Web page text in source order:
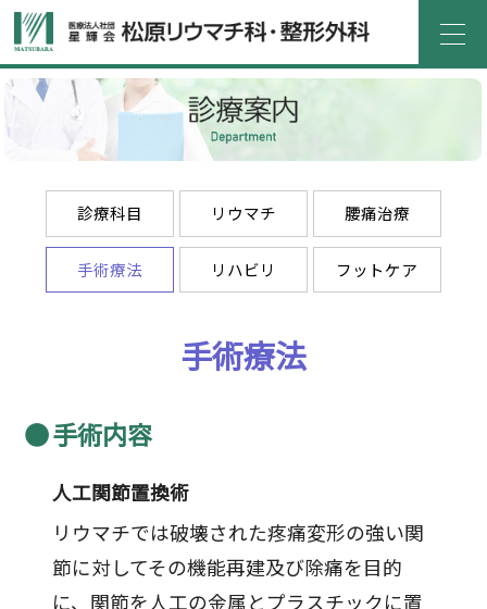
診療科目 リウマチ 腰痛治療
手術療法 リハビリ フットケア
手術療法
手術内容
人工関節置換術
リウマチでは破壊された疼痛変形の強い関
節に対してその機能再建及び除痛を目的
に、関節を人工の金属とプラスチックに置
ホーム
診療案内
よくある質問
アクセス
医院紹介
外来
介護サービス
医療機関の方へ
お問い合わせ